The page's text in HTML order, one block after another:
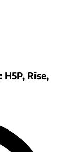
Rise,